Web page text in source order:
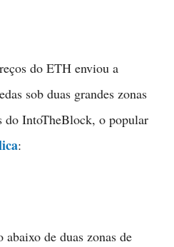
do ETH enviou a
sob duas grandes zonas
do IntoTheBlock, o popular
:
abaixo de duas zonas de